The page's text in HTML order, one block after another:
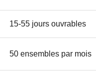
15-55 jours ouvrables
50 ensembles par mois